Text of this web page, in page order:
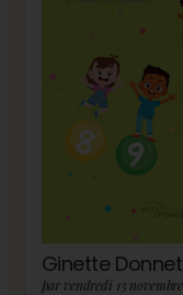
Ginette Donnet